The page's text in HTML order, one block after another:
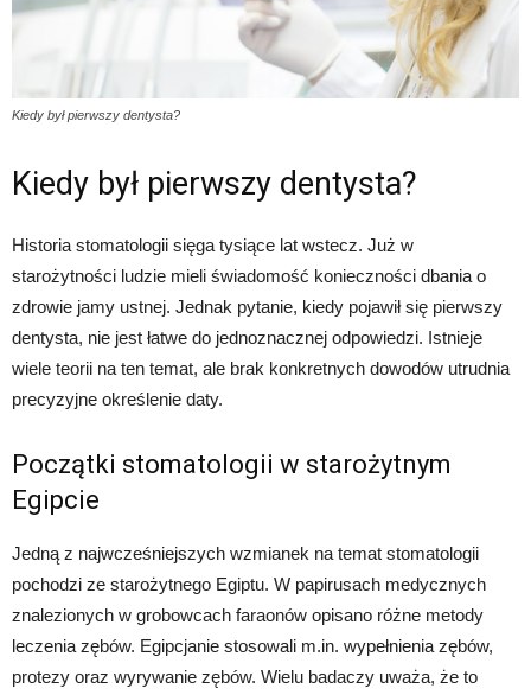
Kiedy był pierwszy dentysta?
Kiedy był pierwszy dentysta?
Historia stomatologii sięga tysiące lat wstecz. Już w
starożytności ludzie mieli świadomość konieczności dbania o
zdrowie jamy ustnej. Jednak pytanie, kiedy pojawił się pierwszy
dentysta, nie jest łatwe do jednoznacznej odpowiedzi. Istnieje
wiele teorii na ten temat, ale brak konkretnych dowodów utrudnia
precyzyjne określenie daty.
Początki stomatologii w starożytnym
Egipcie
Jedną z najwcześniejszych wzmianek na temat stomatologii
pochodzi ze starożytnego Egiptu. W papirusach medycznych
znalezionych w grobowcach faraonów opisano różne metody
leczenia zębów. Egipcjanie stosowali m.in. wypełnienia zębów,
protezy oraz wyrywanie zębów. Wielu badaczy uważa, że to